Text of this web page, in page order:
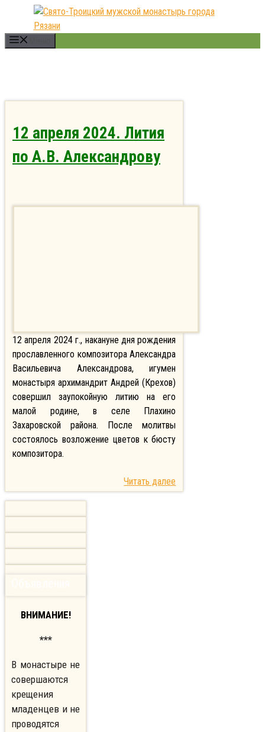
Перейти
содержимому
12 апреля 2024. Лития
по А.В. Александрову
12 апреля 2024 г., накануне дня рождения
прославленного композитора Александра
Васильевича Александрова, игумен
монастыря архимандрит Андрей (Крехов)
совершил заупокойную литию на его
малой родине, в селе Плахино
Захаровской района. После молитвы
состоялось возложение цветов к бюсту
композитора.
Читать далее
ВНИМАНИЕ!
***
В монастыре не
совершаются
крещения
младенцев и не
проводятся